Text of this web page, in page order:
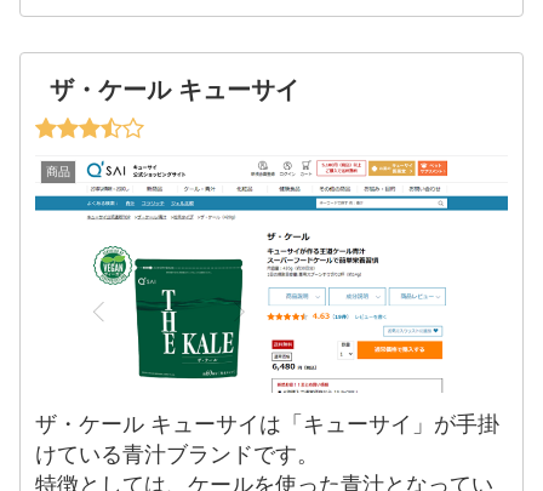
ザ・ケール キューサイ
商品
ザ・ケール キューサイは「キューサイ」が手掛
けている青汁ブランドです。
特徴としては、ケールを使った青汁となってい